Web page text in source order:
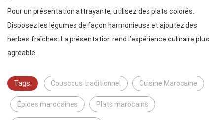
Pour un présentation attrayante, utilisez des plats colorés.
Disposez les légumes de façon harmonieuse et ajoutez des
herbes fraîches. La présentation rend l’expérience culinaire plus
agréable.
Tags: Couscous traditionnel Cuisine Marocaine
Épices marocaines Plats marocains